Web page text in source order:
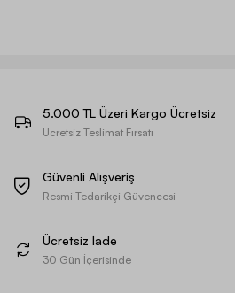
5.000 TL Üzeri Kargo Ücretsiz
Ücretsiz Teslimat Fırsatı
Güvenli Alışveriş
Resmi Tedarikçi Güvencesi
Ücretsiz İade
30 Gün İçerisinde